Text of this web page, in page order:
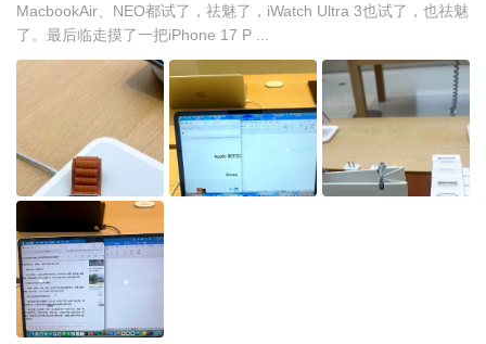
MacbookAir、NEO都试了，祛魅了，iWatch Ultra 3也试了，也祛魅
了。最后临走摸了一把iPhone 17 P ...